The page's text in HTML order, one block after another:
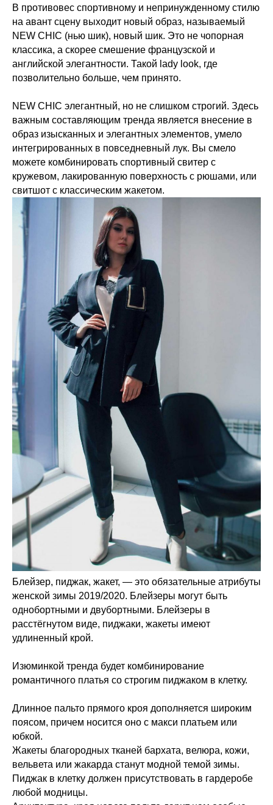
В противовес спортивному и непринужденному стилю
на авант сцену выходит новый образ, называемый
NEW CHIC (нью шик), новый шик. Это не чопорная
классика, а скорее смешение французской и
английской элегантности. Такой lady look, где
позволительно больше, чем принято.
NEW CHIC элегантный, но не слишком строгий. Здесь
важным составляющим тренда является внесение в
образ изысканных и элегантных элементов, умело
интегрированных в повседневный лук. Вы смело
можете комбинировать спортивный свитер с
кружевом, лакированную поверхность с рюшами, или
свитшот с классическим жакетом.
Блейзер, пиджак, жакет, — это обязательные атрибуты
женской зимы 2019/2020. Блейзеры могут быть
однобортными и двубортными. Блейзеры в
расстёгнутом виде, пиджаки, жакеты имеют
удлиненный крой.
Изюминкой тренда будет комбинирование
романтичного платья со строгим пиджаком в клетку.
Длинное пальто прямого кроя дополняется широким
поясом, причем носится оно с макси платьем или
юбкой.
Жакеты благородных тканей бархата, велюра, кожи,
вельвета или жакарда станут модной темой зимы.
Пиджак в клетку должен присутствовать в гардеробе
любой модницы.